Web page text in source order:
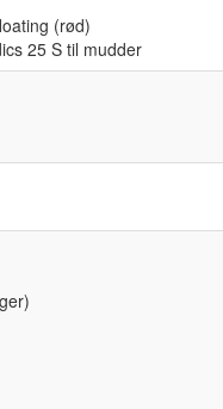
(rød)
25 S til mudder